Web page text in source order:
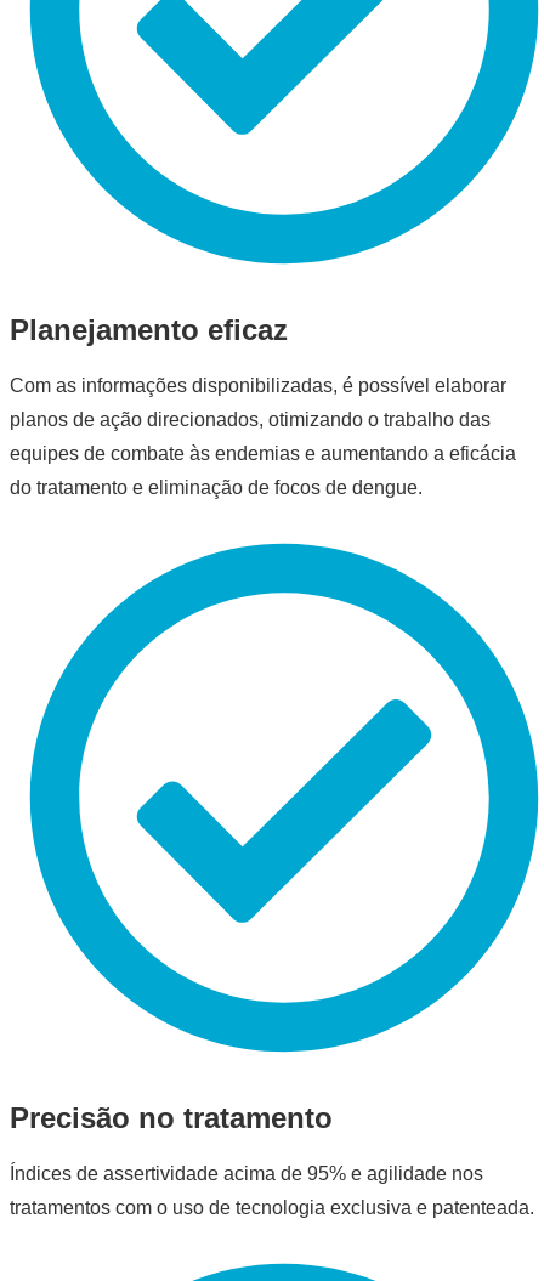
Planejamento eficaz
Com as informações disponibilizadas, é possível elaborar
planos de ação direcionados, otimizando o trabalho das
equipes de combate às endemias e aumentando a eficácia
do tratamento e eliminação de focos de dengue.
Precisão no tratamento
Índices de assertividade acima de 95% e agilidade nos
tratamentos com o uso de tecnologia exclusiva e patenteada.